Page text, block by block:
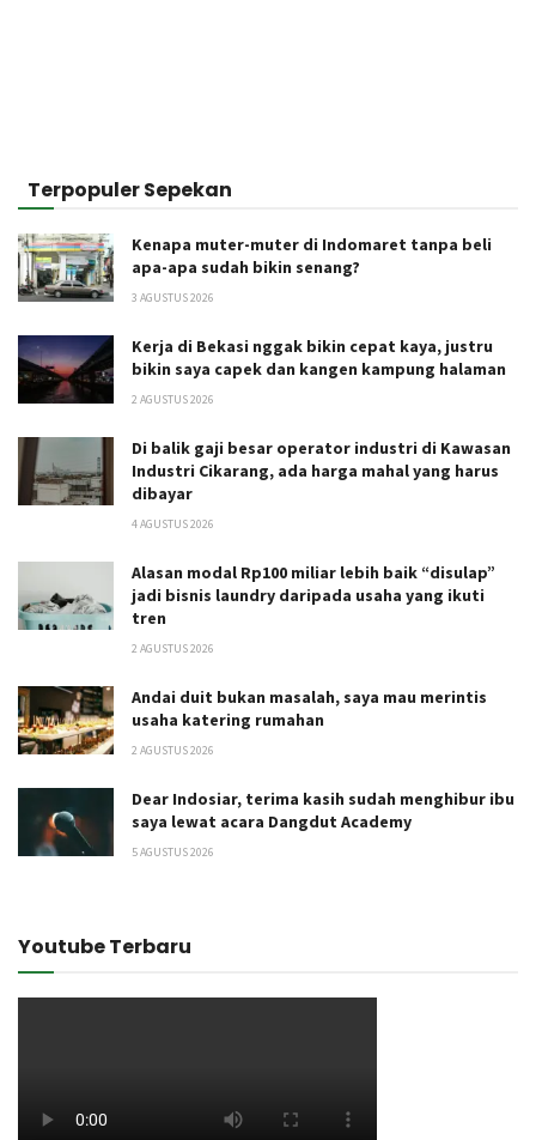
Terpopuler Sepekan
Kenapa muter-muter di Indomaret tanpa beli
apa-apa sudah bikin senang?
3 AGUSTUS 2026
Kerja di Bekasi nggak bikin cepat kaya, justru
bikin saya capek dan kangen kampung halaman
2 AGUSTUS 2026
Di balik gaji besar operator industri di Kawasan
Industri Cikarang, ada harga mahal yang harus
dibayar
4 AGUSTUS 2026
Alasan modal Rp100 miliar lebih baik “disulap”
jadi bisnis laundry daripada usaha yang ikuti
tren
2 AGUSTUS 2026
Andai duit bukan masalah, saya mau merintis
usaha katering rumahan
2 AGUSTUS 2026
Dear Indosiar, terima kasih sudah menghibur ibu
saya lewat acara Dangdut Academy
5 AGUSTUS 2026
Youtube Terbaru